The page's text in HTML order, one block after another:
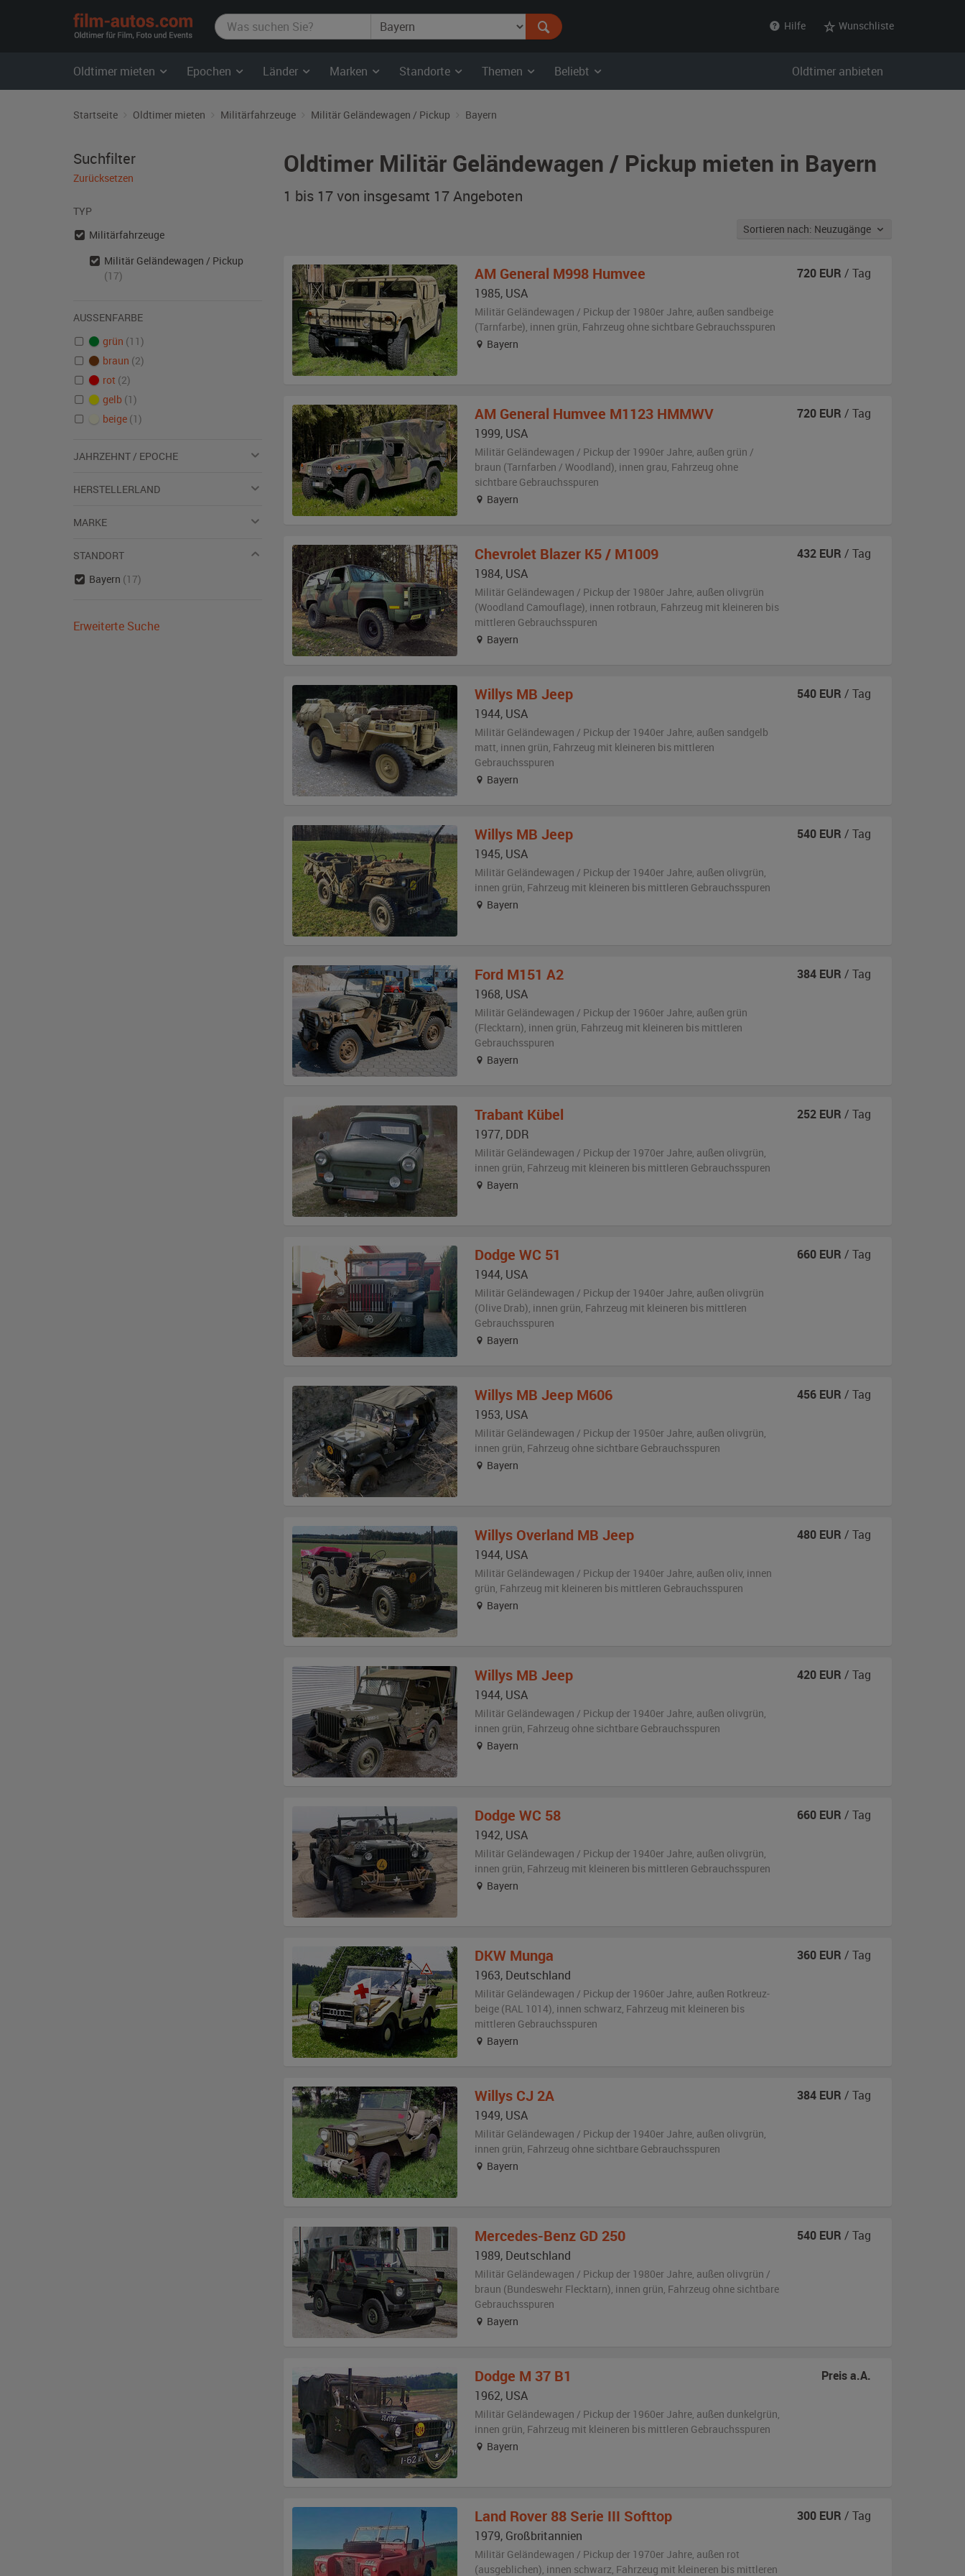
film-
autos.com
Hilfe Wunschliste
Oldtimer mieten Epochen Länder Marken Standorte Themen Beliebt Oldtimer anbieten
Startseite Oldtimer mieten Militärfahrzeuge Militär Geländewagen / Pickup Bayern
Oldtimer Militär Geländewagen / Pickup mieten in Bayern
1 bis 17 von insgesamt 17Angeboten
Sortieren nach: Neuzugänge
AM General M998 Humvee
1985, USA
Militär Geländewagen / Pickup der 1980er Jahre, außen sandbeige
(Tarnfarbe), innen grün, Fahrzeug ohne sichtbare Gebrauchsspuren
Bayern
720 EUR / Tag
AM General Humvee M1123 HMMWV
1999, USA
Militär Geländewagen / Pickup der 1990er Jahre, außen grün /
braun (Tarnfarben / Woodland), innen grau, Fahrzeug ohne
sichtbare Gebrauchsspuren
Bayern
720 EUR / Tag
Chevrolet Blazer K5 / M1009
1984, USA
Militär Geländewagen / Pickup der 1980er Jahre, außen olivgrün
(Woodland Camouflage), innen rotbraun, Fahrzeug mit kleineren bis
mittleren Gebrauchsspuren
Bayern
432 EUR / Tag
Willys MB Jeep
1944, USA
Militär Geländewagen / Pickup der 1940er Jahre, außen sandgelb
matt, innen grün, Fahrzeug mit kleineren bis mittleren
Gebrauchsspuren
Bayern
540 EUR / Tag
Willys MB Jeep
1945, USA
Militär Geländewagen / Pickup der 1940er Jahre, außen olivgrün,
innen grün, Fahrzeug mit kleineren bis mittleren Gebrauchsspuren
Bayern
540 EUR / Tag
Ford M151 A2
1968, USA
Militär Geländewagen / Pickup der 1960er Jahre, außen grün
(Flecktarn), innen grün, Fahrzeug mit kleineren bis mittleren
Gebrauchsspuren
Bayern
384 EUR / Tag
Trabant Kübel
1977, DDR
Militär Geländewagen / Pickup der 1970er Jahre, außen olivgrün,
innen grün, Fahrzeug mit kleineren bis mittleren Gebrauchsspuren
Bayern
252 EUR / Tag
Dodge WC 51
1944, USA
Militär Geländewagen / Pickup der 1940er Jahre, außen olivgrün
(Olive Drab), innen grün, Fahrzeug mit kleineren bis mittleren
Gebrauchsspuren
Bayern
660 EUR / Tag
Willys MB Jeep M606
1953, USA
Militär Geländewagen / Pickup der 1950er Jahre, außen olivgrün,
innen grün, Fahrzeug ohne sichtbare Gebrauchsspuren
Bayern
456 EUR / Tag
Willys Overland MB Jeep
1944, USA
Militär Geländewagen / Pickup der 1940er Jahre, außen oliv, innen
grün, Fahrzeug mit kleineren bis mittleren Gebrauchsspuren
Bayern
480 EUR / Tag
Willys MB Jeep
1944, USA
Militär Geländewagen / Pickup der 1940er Jahre, außen olivgrün,
innen grün, Fahrzeug ohne sichtbare Gebrauchsspuren
Bayern
420 EUR / Tag
Dodge WC 58
1942, USA
Militär Geländewagen / Pickup der 1940er Jahre, außen olivgrün,
innen grün, Fahrzeug mit kleineren bis mittleren Gebrauchsspuren
Bayern
660 EUR / Tag
DKW Munga
1963, Deutschland
Militär Geländewagen / Pickup der 1960er Jahre, außen Rotkreuz-
beige (RAL 1014), innen schwarz, Fahrzeug mit kleineren bis
mittleren Gebrauchsspuren
Bayern
360 EUR / Tag
Willys CJ 2A
1949, USA
Militär Geländewagen / Pickup der 1940er Jahre, außen olivgrün,
innen grün, Fahrzeug ohne sichtbare Gebrauchsspuren
Bayern
384 EUR / Tag
Mercedes-Benz GD 250
1989, Deutschland
Militär Geländewagen / Pickup der 1980er Jahre, außen olivgrün /
braun (Bundeswehr Flecktarn), innen grün, Fahrzeug ohne sichtbare
Gebrauchsspuren
Bayern
540 EUR / Tag
Dodge M 37 B1
1962, USA
Militär Geländewagen / Pickup der 1960er Jahre, außen dunkelgrün,
innen grün, Fahrzeug mit kleineren bis mittleren Gebrauchsspuren
Bayern
Preis a.A.
Land Rover 88 Serie III Softtop
1979, Großbritannien
Militär Geländewagen / Pickup der 1970er Jahre, außen rot
(ausgeblichen), innen schwarz, Fahrzeug mit kleineren bis mittleren
300 EUR / Tag
Suchfilter
Zurücksetzen
TYP
Militärfahrzeuge
Militär Geländewagen / Pickup
(17)
AUSSENFARBE
grün (11)
braun (2)
rot (2)
gelb (1)
beige (1)
JAHRZEHNT / EPOCHE
HERSTELLERLAND
MARKE
STANDORT
Bayern (17)
Erweiterte Suche